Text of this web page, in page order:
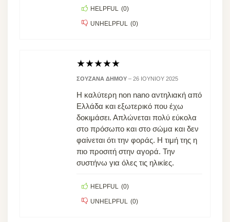
HELPFUL (0)
UNHELPFUL (0)
★★★★★
ΣΟΥΖΆΝΑ ΔΉΜΟΥ – 26 ΙΟΥΝΊΟΥ 2025
Η καλύτερη non nano αντηλιακή από
Ελλάδα και εξωτερικό που έχω
δοκιμάσει. Απλώνεται πολύ εύκολα
στο πρόσωπο και στο σώμα και δεν
φαίνεται ότι την φοράς. Η τιμή της η
πιο προσιτή στην αγορά. Την
συστήνω για όλες τις ηλικίες.
HELPFUL (0)
UNHELPFUL (0)